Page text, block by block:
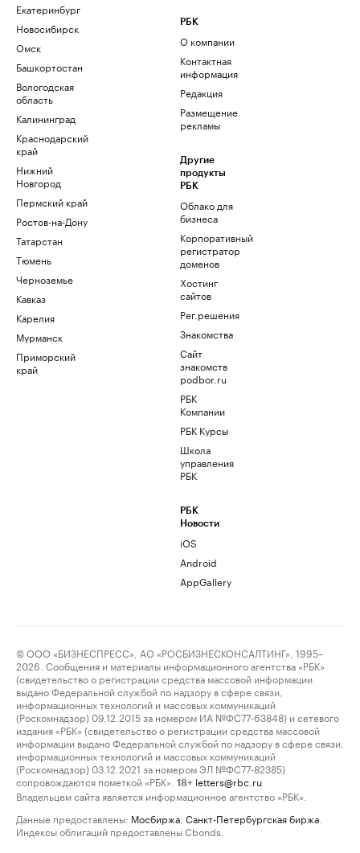
Екатеринбург
Новосибирск
Омск
Башкортостан
Вологодская
область
Калининград
Краснодарский
край
Нижний
Новгород
Пермский край
Ростов-на-Дону
Татарстан
Тюмень
Черноземье
Кавказ
Карелия
Мурманск
Приморский
край
РБК
О компании
Контактная
информация
Редакция
Размещение
рекламы
Другие
продукты
РБК
Облако для
бизнеса
Корпоративный
регистратор
доменов
Хостинг
сайтов
Рег.решения
Знакомства
Сайт
знакомств
podbor.ru
РБК
Компании
РБК Курсы
Школа
управления
РБК
РБК
Новости
iOS
Android
AppGallery
© ООО «БИЗНЕСПРЕСС», АО «РОСБИЗНЕСКОНСАЛТИНГ», 1995–
2026. Сообщения и материалы информационного агентства «РБК»
(свидетельство о регистрации средства массовой информации
выдано Федеральной службой по надзору в сфере связи,
информационных технологий и массовых коммуникаций
(Роскомнадзор) 09.12.2015 за номером ИА №ФС77-63848) и сетевого
издания «РБК» (свидетельство о регистрации средства массовой
информации выдано Федеральной службой по надзору в сфере связи,
информационных технологий и массовых коммуникаций
(Роскомнадзор) 03.12.2021 за номером ЭЛ №ФС77-82385)
сопровождаются пометкой «РБК».
18+ letters@rbc.ru
Владельцем сайта является информационное агентство «РБК».
Данные предоставлены: Мосбиржа Санкт-Петербургская биржа
Индексы облигаций предоставлены Cbonds.